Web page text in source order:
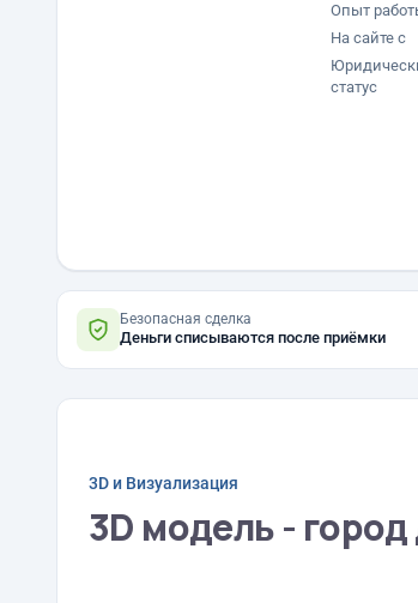
Опыт
На сайте с
статус
Безопасная сделка
Деньги списываются после приёмки
3D и Визуализация
3D модель -